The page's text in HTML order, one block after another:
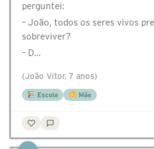
perguntei:
– João, todos os seres vivos
sobreviver?
– D…
(João Vitor, 7 anos)
Escola Mãe